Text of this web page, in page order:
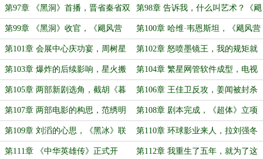
救》送审 开花！
第97章 《黑洞》首播，晋省秦省双
第一！《飓风营救》要大爆
第98章 告诉我，什么叫艺术？《飓
风营救》首周大爆！
第99章 《黑洞》收官，《飓风营
救》海外版权！
第100章 哈维·韦恩斯坦，《飓风营
救》北美版权！
第101章 会展中心庆功宴，周树星
耀香江！
第102章 怒喷墨镜王，我的规矩就
是规矩！
第103章 爆炸的后续影响，星火搬
家！
第104章 繁星网管软件成型，电视
台上门！
第105章 两部新剧选角，截胡《暮
光之城》！
第106章 王佳卫反攻，姜闻被封杀
第107章 两部电影的构思，范绣明
选中了刘滔！
第108章 剧本完成，《超体》立项
第109章 刘滔的心思，《黑冰》联
合看片会
第110章 环球影业来人，拉刘强冬
拜把子
第111章 《中华英雄传》正式开 第112章 我重生了五年，就为了这